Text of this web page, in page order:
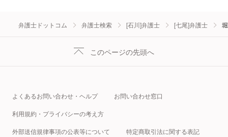
弁護士ドットコム 弁護士検索 [石川]弁護士 [七尾]弁護士
このページの先頭へ
よくあるお問い合わせ・ヘルプ お問い合わせ窓口
利用規約・プライバシーの考え方
外部送信規律事項の公表等について 特定商取引法に関する表記